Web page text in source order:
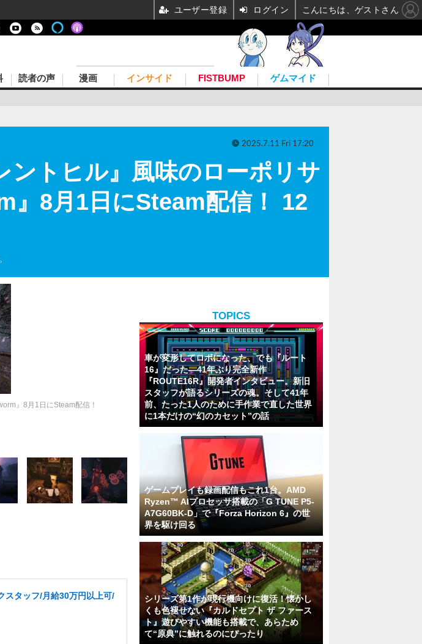
読者の声 漫画 インサイド FISTBUMP ゲムマイド
ントヒル』風味のローポリサ
』8月1日にSteam配信！ 12
2025.7.11 Fri 17:20
』8月1日にSteam配信！
スタッフ/月給30万円以上可/
TOPICS
車が変形してロボになった、でも『ルート
16』だった―41年ぶり完全新作
『ROUTE16R』開発者インタビュー。新旧
スタッフが語るシリーズの魂。そして41年
前、たった1人のために手作業で直した世界
に1本だけの“幻のカセット”の話
ゲームプレイも録画配信もこれ1台。AMD
Ryzen™ AIプロセッサ搭載の「G TUNE P5-
A7G60BK-D」で『Forza Horizon 6』の世
界を駆け回る
シリーズ第1作が現行機向けに復活！懐かし
くも色褪せない『カルドセプト ザ ファース
ト』遊びやすい機能も搭載で、あらため
て“原典”に触れるのにぴったり
ユーザー登録 ログイン こんにちは、ゲストさん